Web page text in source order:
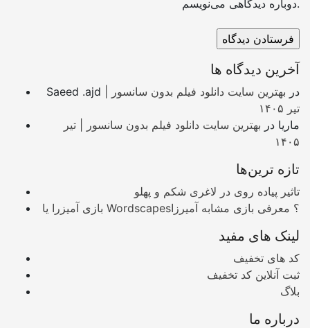
دوباره دیدگاهی می‌نویسم.
آخرین دیدگاه ها
Saeed .ajd در بهترین سایت دانلود فیلم بدون سانسور |
تیر ۱۴۰۵
ماریا در بهترین سایت دانلود فیلم بدون سانسور | تیر
۱۴۰۵
تازه ترین‌ها
تاثیر پیاده روی در لاغری شکم و پهلو
بازی آمیزرا یا Wordscapes؟ معرفی بازی مشابه آمیرزا
لینک های مفید
کد های تخفیف
ثبت آنلاین کد تخفیف
بلاگ
درباره ما